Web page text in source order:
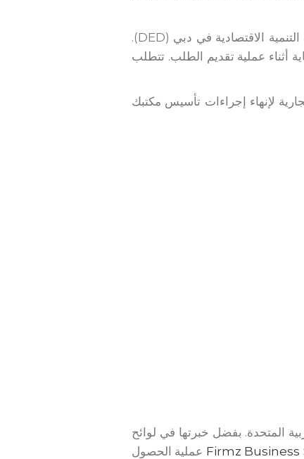
تقدم بطلب للحصول على الرخصة التجارية التجارية من دائرة التنمية الاقتصادية في دبي (DED).
أثناء عملية تقديم الطلب. تتطلب
لإنهاء إجراءات تأسيس مكتبك
المتحدة. بفضل خبرتها في لوائح
Firmz Business عملية الحصول